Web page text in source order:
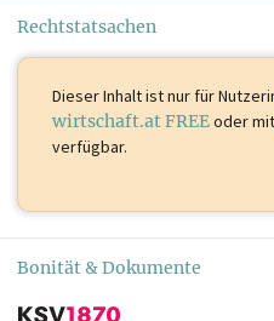
Rechtstatsachen
Dieser Inhalt istnur für
wirtschaft.at FREEoder mit
verfügbar.
Bonität & Dokumente